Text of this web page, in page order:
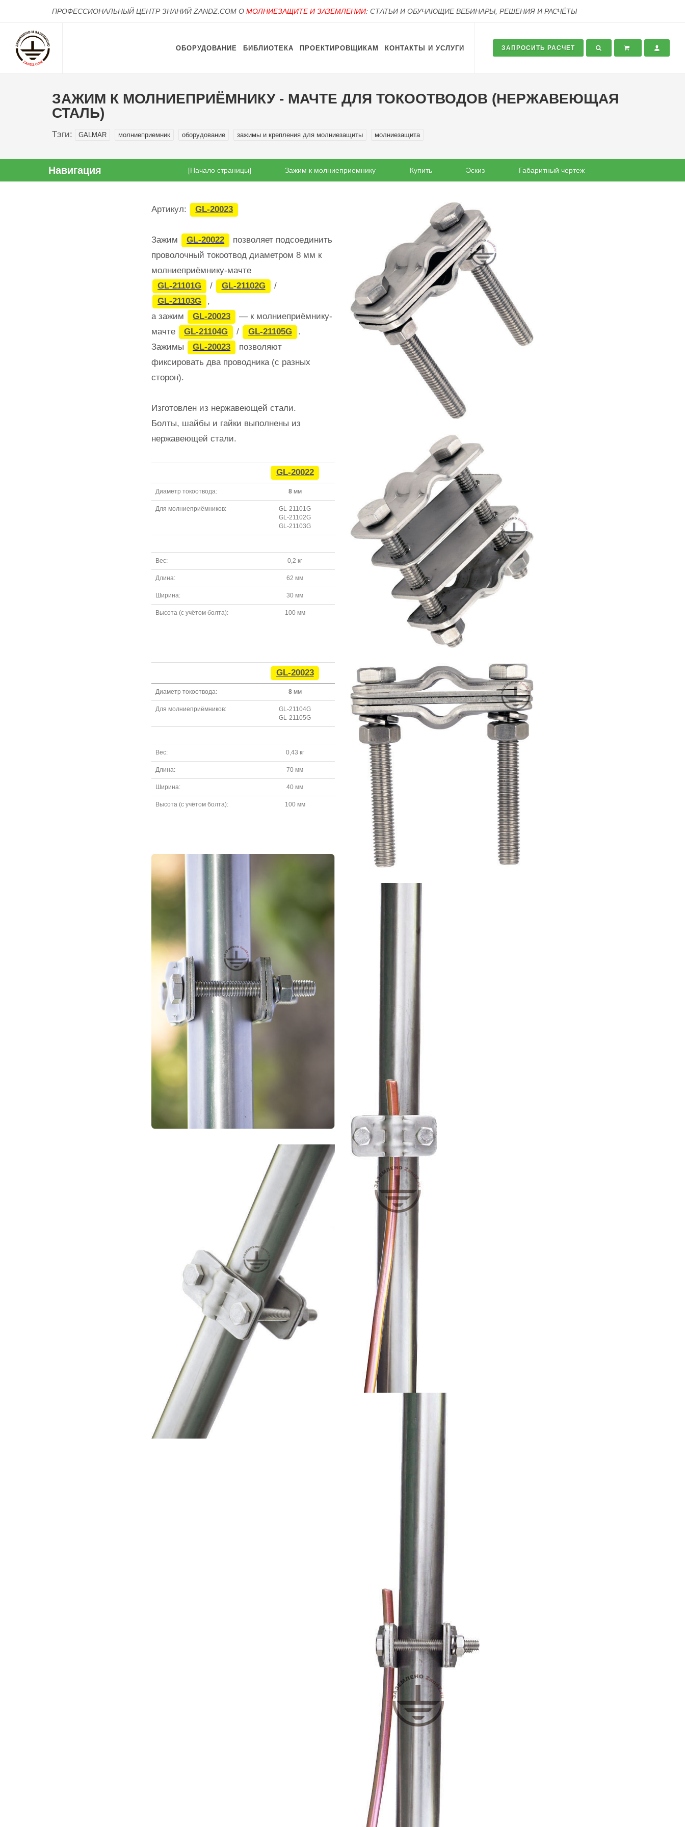
ПРОФЕССИОНАЛЬНЫЙ ЦЕНТР ЗНАНИЙ ZANDZ.COM О МОЛНИЕЗАЩИТЕ И ЗАЗЕМЛЕНИИ: СТАТЬИ И ОБУЧАЮЩИЕ ВЕБИНАРЫ, РЕШЕНИЯ И РАСЧЁТЫ
ОБОРУДОВАНИЕ БИБЛИОТЕКА ПРОЕКТИРОВЩИКАМ КОНТАКТЫ И УСЛУГИ ЗАПРОСИТЬ РАСЧЕТ
ЗАЖИМ К МОЛНИЕПРИЁМНИКУ - МАЧТЕ ДЛЯ ТОКООТВОДОВ (НЕРЖАВЕЮЩАЯ
СТАЛЬ)
Тэги: GALMAR молниеприемник оборудование зажимы и крепления для молниезащиты молниезащита
Навигация [Начало страницы] Зажим к молниеприемнику Купить Эскиз Габаритный чертеж
Артикул: GL-20023
Зажим GL-20022
позволяет подсоединить
проволочный токоотвод диаметром 8 мм к
молниеприёмнику-мачте
GL-21101G
/ GL-21102G
/
GL-21103G
,
а зажим
GL-20023
— к молниеприёмнику-
мачте
GL-21104G / GL-21105G
.
Зажимы
GL-20023
позволяют
фиксировать два проводника (с разных
сторон).
Изготовлен из нержавеющей стали.
Болты, шайбы и гайки выполнены из
нержавеющей стали.
GL-20022
Диаметр токоотвода: 8мм
Для молниеприёмников:
GL-21101G
GL-21102G
GL-21103G
Вес: 0,2 кг
Длина: 62 мм
Ширина: 30 мм
Высота (с учётом болта): 100 мм
GL-20023
Диаметр токоотвода: 8мм
Для молниеприёмников:
GL-21104G
GL-21105G
Вес: 0,43 кг
Длина: 70 мм
Ширина: 40 мм
Высота (с учётом болта): 100 мм